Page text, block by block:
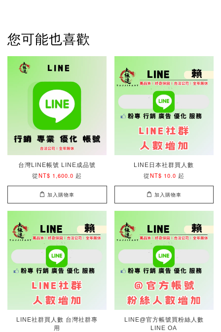
您可能也喜歡
台灣LINE帳號 LINE成品號
從NT$ 1,600.0 起
加入購物車
LINE日本社群買人數
從NT$ 10.0 起
加入購物車
LINE社群買人數 台灣社群專
用
LINE@官方帳號買粉絲人數
LINE OA